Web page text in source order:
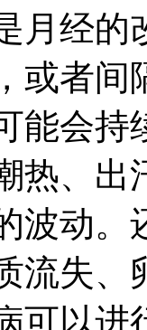
月经的
或者间
能会持
热、出
波动。
流失、
可以进